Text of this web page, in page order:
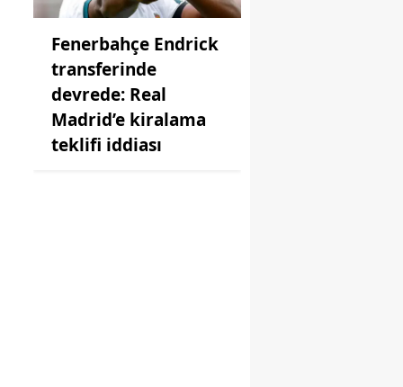
Fenerbahçe Endrick
transferinde
devrede: Real
Madrid’e kiralama
teklifi iddiası